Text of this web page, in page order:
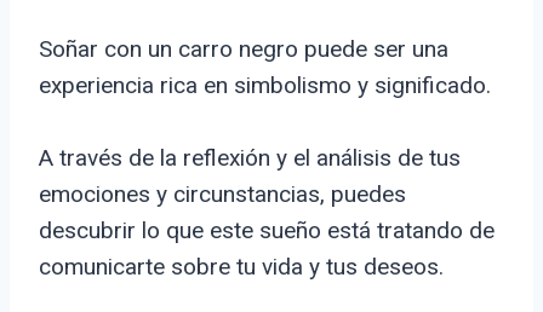
Soñar con un carro negro puede ser una
experiencia rica en simbolismo y significado.
A través de la reflexión y el análisis de tus
emociones y circunstancias, puedes
descubrir lo que este sueño está tratando de
comunicarte sobre tu vida y tus deseos.